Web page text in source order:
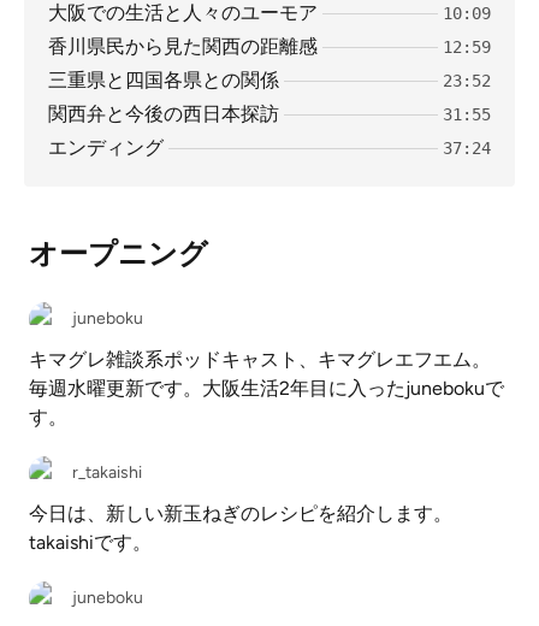
大阪での生活と人々のユーモア 10:09
香川県民から見た関西の距離感 12:59
三重県と四国各県との関係 23:52
関西弁と今後の西日本探訪 31:55
エンディング 37:24
オープニング
juneboku
キマグレ雑談系ポッドキャスト、キマグレエフエム。
毎週水曜更新です。大阪生活2年目に入ったjunebokuで
す。
r_takaishi
今日は、新しい新玉ねぎのレシピを紹介します。
takaishiです。
juneboku